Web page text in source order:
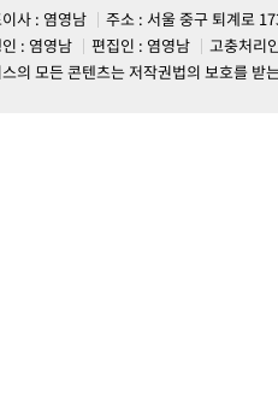
사 : 염영남
주소 : 서울 중구 퇴계로
: 염영남
편집인 : 염영남
고충처리
의 모든 콘텐츠는 저작권법의 보호를